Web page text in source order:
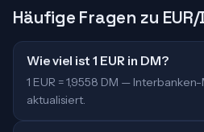
Häufige Fragen zu EUR/
Wie viel ist 1 EUR in DM?
1 EUR = 1,9558 DM —
aktualisiert.